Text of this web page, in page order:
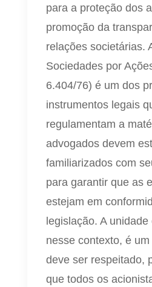
para a proteção dos
promoção da
relações societárias.
Sociedades por
6.404/76) é um dos
instrumentos legais
regulamentam a
advogados devem
familiarizados com
para garantir que as
estejam em
legislação. A
nesse contexto, é
deve ser respeitado,
que todos os